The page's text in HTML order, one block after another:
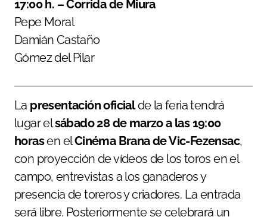
17:00 h. – Corrida de Miura
Pepe Moral
Damián Castaño
Gómez del Pilar
La presentación oficialde la feria tendrá
lugar elsábado 28 de marzo a las 19:00
horasen elCinéma Brana de Vic-Fezensac,
con proyección de vídeos de los toros en el
campo, entrevistas a los ganaderos y
presencia de toreros y criadores. La entrada
será libre. Posteriormente se celebrará un